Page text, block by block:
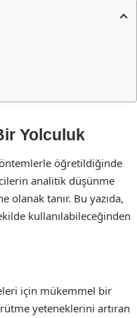
Yolculuk
öğretildiğinde
analitik düşünme
tanır. Bu yazıda,
kullanılabileceğinden
için mükemmel bir
yeteneklerini artıran